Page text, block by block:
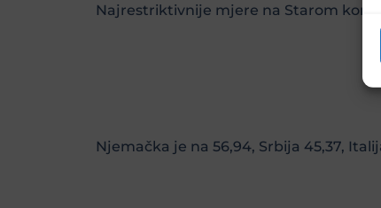
Najrestriktivnije mjere na Starom
Njemačka je na 56,94, Srbija 45,37,